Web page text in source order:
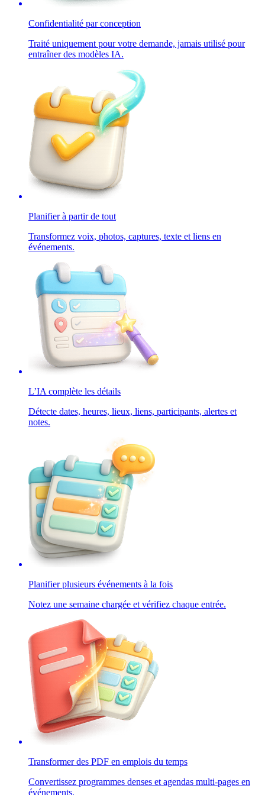
Confidentialité par conception
Traité uniquement pour votre demande, jamais utilisé pour
entraîner des modèles IA.
Planifier à partir de tout
Transformez voix, photos, captures, texte et liens en
événements.
L’IA complète les détails
Détecte dates, heures, lieux, liens, participants, alertes et
notes.
Planifier plusieurs événements à la fois
Notez une semaine chargée et vérifiez chaque entrée.
Transformer des PDF en emplois du temps
Convertissez programmes denses et agendas multi-pages en
événements.